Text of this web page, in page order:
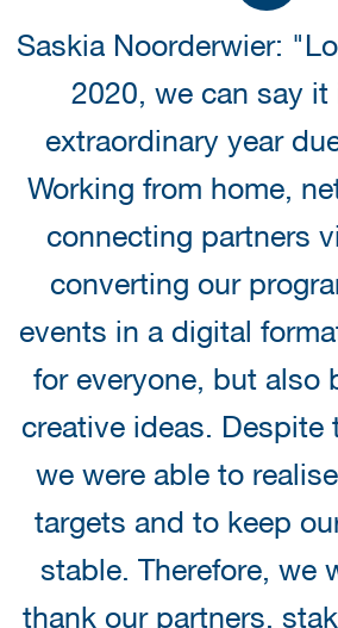
Saskia Noorderwier:
2020, we can say it
extraordinary year
Working from home,
connecting partners
converting our
events in a digital
for everyone, but also
creative ideas. Despite
we were able to
targets and to keep
stable. Therefore, we
thank our partners,